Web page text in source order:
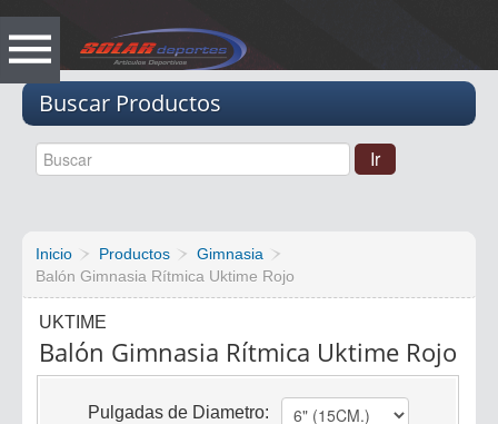
Buscar Productos
Inicio Productos
Gimnasia
Balón Gimnasia Rítmica Uktime Rojo
UKTIME
Balón Gimnasia Rítmica Uktime Rojo
Pulgadas de Diametro: